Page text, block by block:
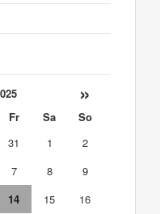
»
Fr Sa
So
31 1
2
7 8
9
14 15
16